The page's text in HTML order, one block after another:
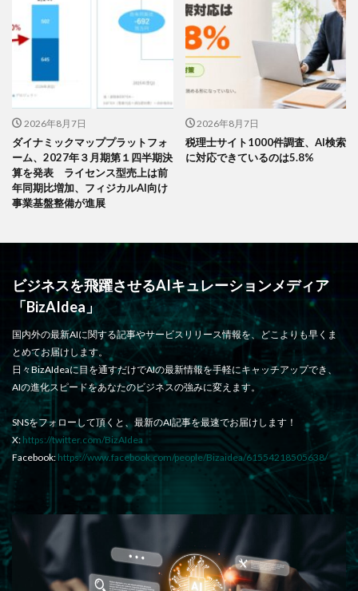
2026年8月7日
ダイナミックマッププラットフォ
ーム、2027年３月期第１四半期決
算を発表 ライセンス型売上は前
年同期比増加、フィジカルAI向け
事業基盤整備が進展
2026年8月7日
税理士サイト1000件調査、AI検索
に対応できているのは5.8%
ビジネスを飛躍させるAIキュレーションメディア
「BizAIdea」
国内外の最新AIに関する記事やサービスリリース情報を、どこよりも早くま
とめてお届けします。
日々BizAIdeaに目を通すだけでAIの最新情報を手軽にキャッチアップでき、
AIの進化スピードをあなたのビジネスの強みに変えます。
SNSをフォローして頂くと、最新のAI記事を最速でお届けします！
X: https://twitter.com/BizAIdea
Facebook: https://www.facebook.com/people/Bizaidea/61554218505638/